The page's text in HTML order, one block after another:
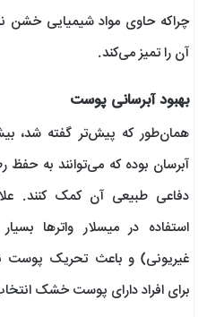
چراکه حاوی مواد شیمیایی
آن را تمیز می‌کند.
بهبود آبرسانی پوست
همان‌طور که پیش‌تر گفته شد،
آبرسان بوده که می‌توانند به
دفاعی طبیعی آن کمک کنند.
استفاده در میسلار واترها
غیریونی) و باعث تحریک پوست
برای افراد دارای پوست خشک